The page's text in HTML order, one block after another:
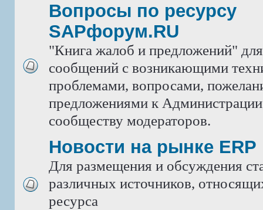
Вопросы по ресурсу
SAPфорум.RU
"Книга жалоб и предложений"
сообщений с возникающими
проблемами, вопросами,
предложениями к
сообществу модераторов.
Новости на рынке ERP
Для размещения и обсуждения
различных источников,
ресурса